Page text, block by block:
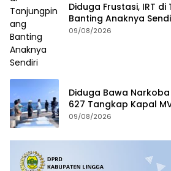
Diduga Frustasi, IRT
Banting Anaknya
09/08/2026
Diduga Bawa Narkoba
627 Tangkap Kapal
Tanzania
09/08/2026